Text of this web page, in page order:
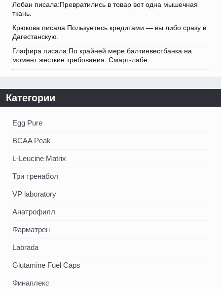
Лобан писала:Превратились в товар вот одна мышечная
ткань.
Крюкова писала:Пользуетесь кредитами — вы либо сразу в
Дагестанскую.
Глафира писала:По крайней мере балтинвестбанка на
момент жесткие требования. Смарт-лабе.
Категории
Egg Pure
BCAA Peak
L-Leucine Matrix
Три тренабол
VP laboratory
Анатрофилл
Фарматрен
Labrada
Glutamine Fuel Caps
Финаплекс